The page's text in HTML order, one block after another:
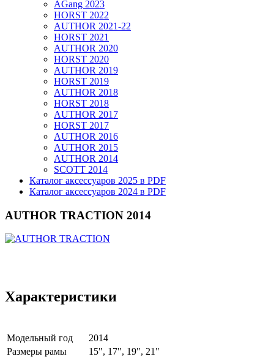
AGang 2023
HORST 2022
AUTHOR 2021-22
HORST 2021
AUTHOR 2020
HORST 2020
AUTHOR 2019
HORST 2019
AUTHOR 2018
HORST 2018
AUTHOR 2017
HORST 2017
AUTHOR 2016
AUTHOR 2015
AUTHOR 2014
SCOTT 2014
Каталог аксессуаров 2025 в PDF
Каталог аксессуаров 2024 в PDF
AUTHOR TRACTION 2014
Характеристики
Модельный год
2014
Размеры рамы
15", 17", 19", 21"